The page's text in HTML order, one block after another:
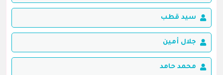
سيد قطب
جلال أمين
محمد حامد